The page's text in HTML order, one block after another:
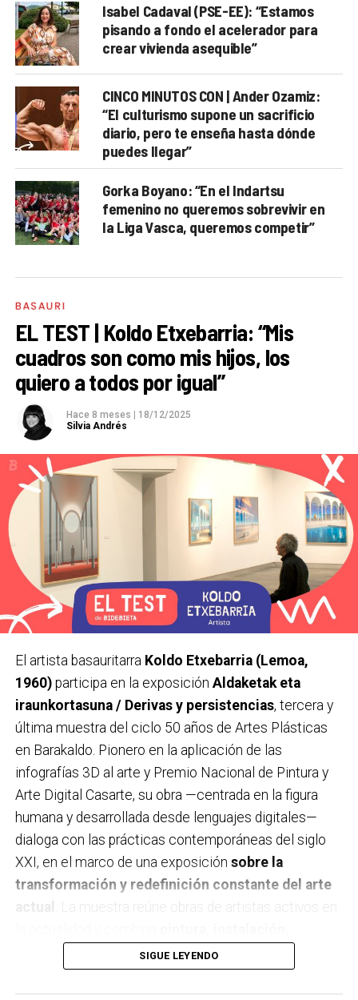
Isabel Cadaval (PSE-EE): “Estamos
pisando a fondo el acelerador para
crear vivienda asequible”
CINCO MINUTOS CON | Ander Ozamiz:
“El culturismo supone un sacrificio
diario, pero te enseña hasta dónde
puedes llegar”
Gorka Boyano: “En el Indartsu
femenino no queremos sobrevivir en
la Liga Vasca, queremos competir”
BASAURI
EL TEST | Koldo Etxebarria: “Mis
cuadros son como mis hijos, los
quiero a todos por igual”
Hace 8 meses | 18/12/2025
Silvia Andrés
El artista basauritarra Koldo Etxebarria (Lemoa,
1960)participa en la exposición Aldaketak eta
iraunkortasuna / Derivas y persistencias, tercera y
última muestra del ciclo 50 años de Artes Plásticas
en Barakaldo. Pionero en la aplicación de las
infografías 3D al arte y Premio Nacional de Pintura y
Arte Digital Casarte, su obra —centrada en la figura
humana y desarrollada desde lenguajes digitales—
dialoga con las prácticas contemporáneas del siglo
XXI, en el marco de una exposición sobre la
transformación y redefinición constante del arte
fotografía, medios digitales y prácticas híbridas
apostando por la experimentación y la diversidad de
miradas.
SIGUE LEYENDO